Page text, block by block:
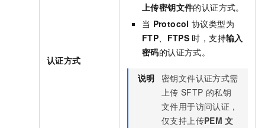
认证方式
上传密钥文件的认证方式。
当 Protocol 协议类型为
FTP、 FTPS 时，支持输入
密码的认证方式。
说明
密钥文件认证方式需
上传 SFTP 的私钥
文件用于访问认证，
仅支持上传PEM 文